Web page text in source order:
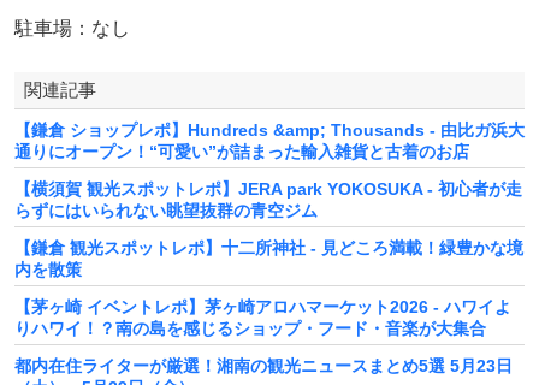
駐車場：なし
関連記事
【鎌倉 ショップレポ】Hundreds &amp; Thousands - 由比ガ浜大
通りにオープン！“可愛い”が詰まった輸入雑貨と古着のお店
【横須賀 観光スポットレポ】JERA park YOKOSUKA - 初心者が走
らずにはいられない眺望抜群の青空ジム
【鎌倉 観光スポットレポ】十二所神社 - 見どころ満載！緑豊かな境
内を散策
【茅ヶ崎 イベントレポ】茅ヶ崎アロハマーケット2026 - ハワイよ
りハワイ！？南の島を感じるショップ・フード・音楽が大集合
都内在住ライターが厳選！湘南の観光ニュースまとめ5選 5月23日